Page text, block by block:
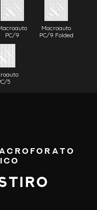
PC/9
Macroauto
PC/9 Folded
5